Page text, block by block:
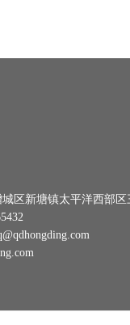
新塘镇太平洋西部区